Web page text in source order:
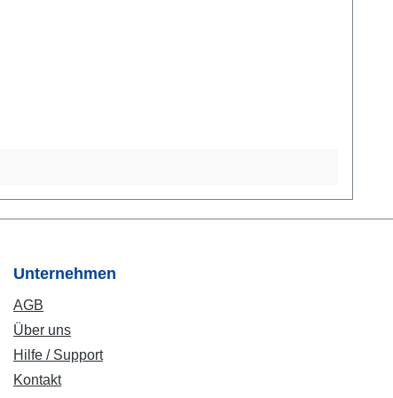
Diese Angabe, oder Ihre Wunschlänge, können
Unternehmen
AGB
Über uns
Hilfe / Support
Kontakt